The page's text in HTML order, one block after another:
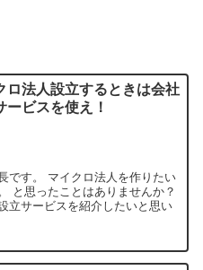
ロ法人設立するときは会社
ービスを使え！
です。 マイクロ法人を作りたい
と思ったことはありませんか？
立サービスを紹介したいと思い